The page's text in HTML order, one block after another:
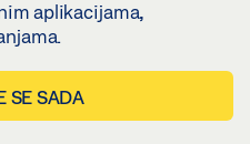
aplikacijama,
SE SADA